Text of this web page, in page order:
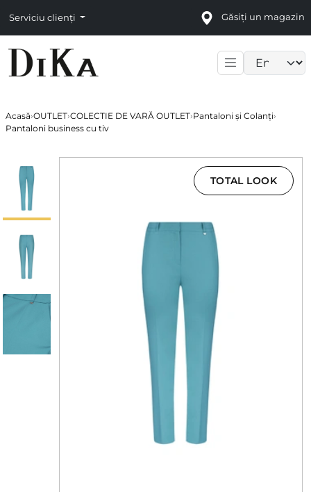
Serviciu clienți Găsiți un magazin
Acasă›OUTLET›COLECTIE DE VARĂ OUTLET›Pantaloni și Colanți›
Pantaloni business cu tiv
TOTAL LOOK